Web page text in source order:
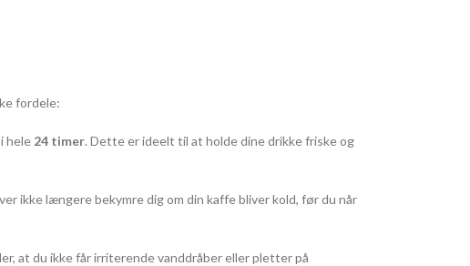
fordele:
hele 24 timer. Dette er ideelt til at holde dine drikke friske og
ikke længere bekymre dig om din kaffe bliver kold, før du når
at du ikke får irriterende vanddråber eller pletter på